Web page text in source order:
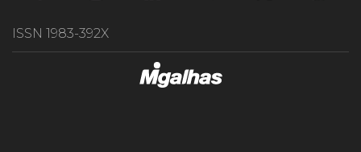
ISSN 1983-392X